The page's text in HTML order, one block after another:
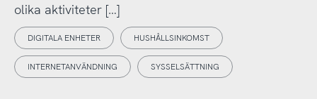
olika aktiviteter […]
DIGITALA ENHETER HUSHÅLLSINKOMST
INTERNETANVÄNDNING SYSSELSÄTTNING